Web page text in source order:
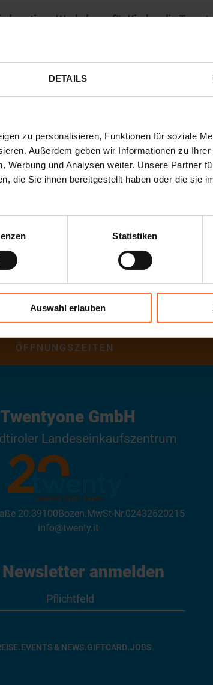
DETAILS
zu personalisieren, Funktionen für soziale
Außerdem geben wir Informationen zu
Werbung und Analysen weiter. Unsere Partner
die Sie ihnen bereitgestellt haben oder die sie
Statistiken
Auswahl erlauben
kreativen Workshops für Kinder, die
selbst fantastische individuelle
sie all ihre Wünsche ausdrücken!
Weihnachtsecke im 2. Stock
– 18:00 Uhr
ÖFFNUNGSZEITEN
Twentyone GmbH
Landeseinkaufszentrum
20.39100 Bozen. MwSt-Nr.02432620215
info@twenty.it
anmelden
.EVENTS & NEWS.GIFTCARD.JOBS